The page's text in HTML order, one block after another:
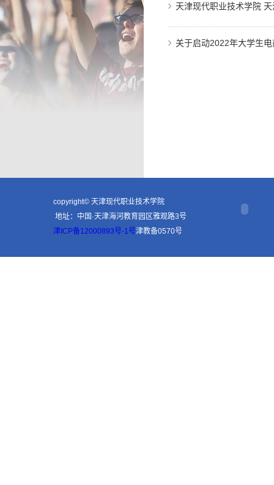
天津现代职业技术学院
关于启动2022年大学生
copyright© 天津现代职业技术学院
地址：中国·天津海河教育园区雅观路3号
津ICP备12000893号-1号津教备0570号